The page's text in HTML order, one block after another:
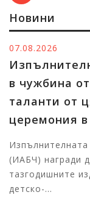
Новини
отличи
от цял
в
награди деца и
издания
...